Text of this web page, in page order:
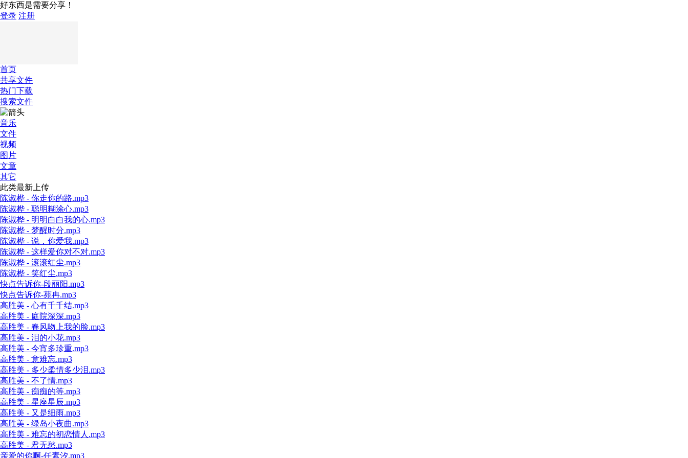
好东西是需要分享！
登录 注册
首页
共享文件
热门下载
搜索文件
音乐
文件
视频
图片
文章
其它
此类最新上传
陈淑桦 - 你走你的路.mp3
陈淑桦 - 聪明糊涂心.mp3
陈淑桦 - 明明白白我的心.mp3
陈淑桦 - 梦醒时分.mp3
陈淑桦 - 说，你爱我.mp3
陈淑桦 - 这样爱你对不对.mp3
陈淑桦 - 滚滚红尘.mp3
陈淑桦 - 笑红尘.mp3
快点告诉你-段丽阳.mp3
快点告诉你-苑冉.mp3
高胜美 - 心有千千结.mp3
高胜美 - 庭院深深.mp3
高胜美 - 春风吻上我的脸.mp3
高胜美 - 泪的小花.mp3
高胜美 - 今宵多珍重.mp3
高胜美 - 意难忘.mp3
高胜美 - 多少柔情多少泪.mp3
高胜美 - 不了情.mp3
高胜美 - 痴痴的等.mp3
高胜美 - 星座星辰.mp3
高胜美 - 又是细雨.mp3
高胜美 - 绿岛小夜曲.mp3
高胜美 - 难忘的初恋情人.mp3
高胜美 - 君无愁.mp3
亲爱的你啊-任素汐.mp3